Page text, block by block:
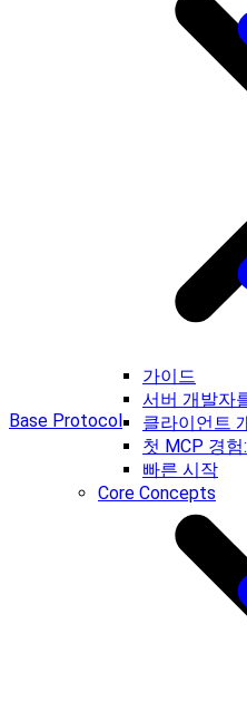
가이드
서버 개발자
클라이언트
첫 MCP 경
빠른 시작
Core Concepts
Base Protocol